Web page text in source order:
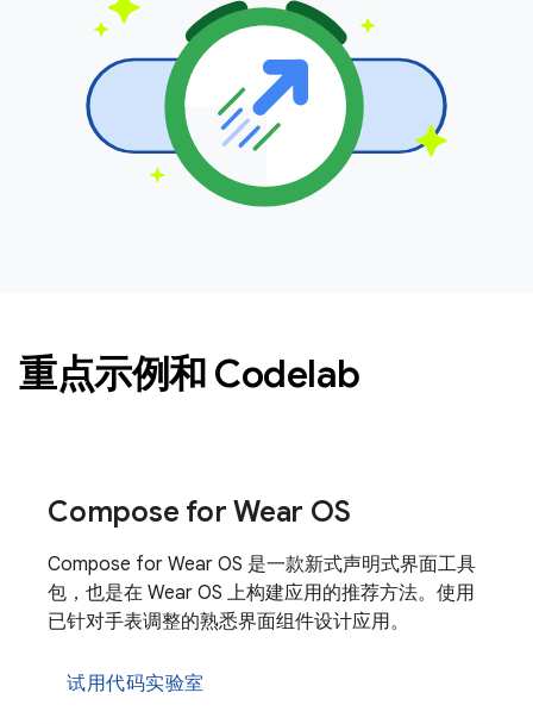
重点示例和 Codelab
Compose for Wear OS
Compose for Wear OS 是一款新式声明式界面工具
包，也是在 Wear OS 上构建应用的推荐方法。使用
已针对手表调整的熟悉界面组件设计应用。
试用代码实验室